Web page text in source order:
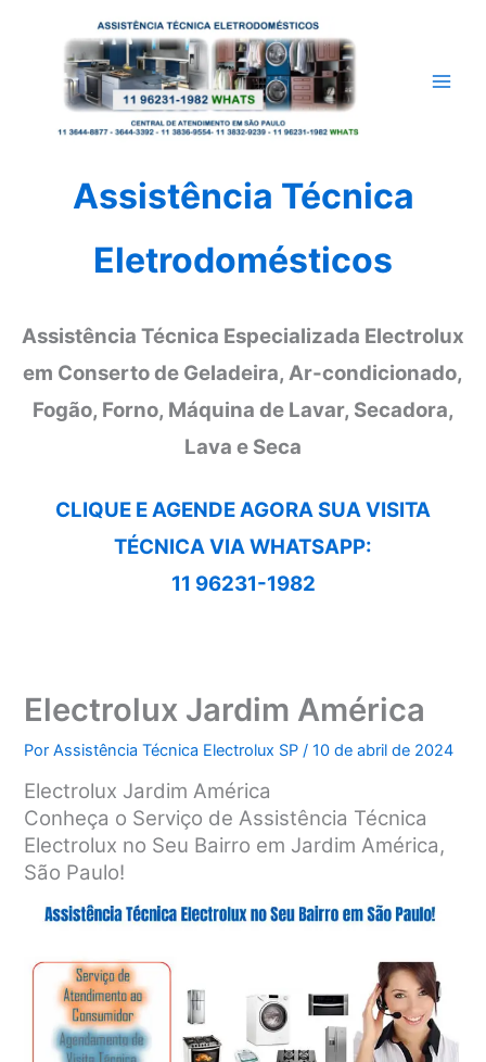
conteúdo
Assistência Técnica
Eletrodomésticos
Assistência Técnica Especializada Electrolux
em Conserto de Geladeira, Ar-condicionado,
Fogão, Forno, Máquina de Lavar, Secadora,
Lava e Seca
CLIQUE E AGENDE AGORA SUA VISITA
TÉCNICA VIA WHATSAPP:
11 96231-1982
Electrolux Jardim América
PorAssistência Técnica Electrolux SP/10 de abril de 2024
Electrolux Jardim América
Conheça o Serviço de Assistência Técnica
Electrolux no Seu Bairro em Jardim América,
São Paulo!